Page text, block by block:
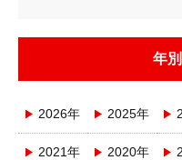
年
2026年 2025年
2021年 2020年